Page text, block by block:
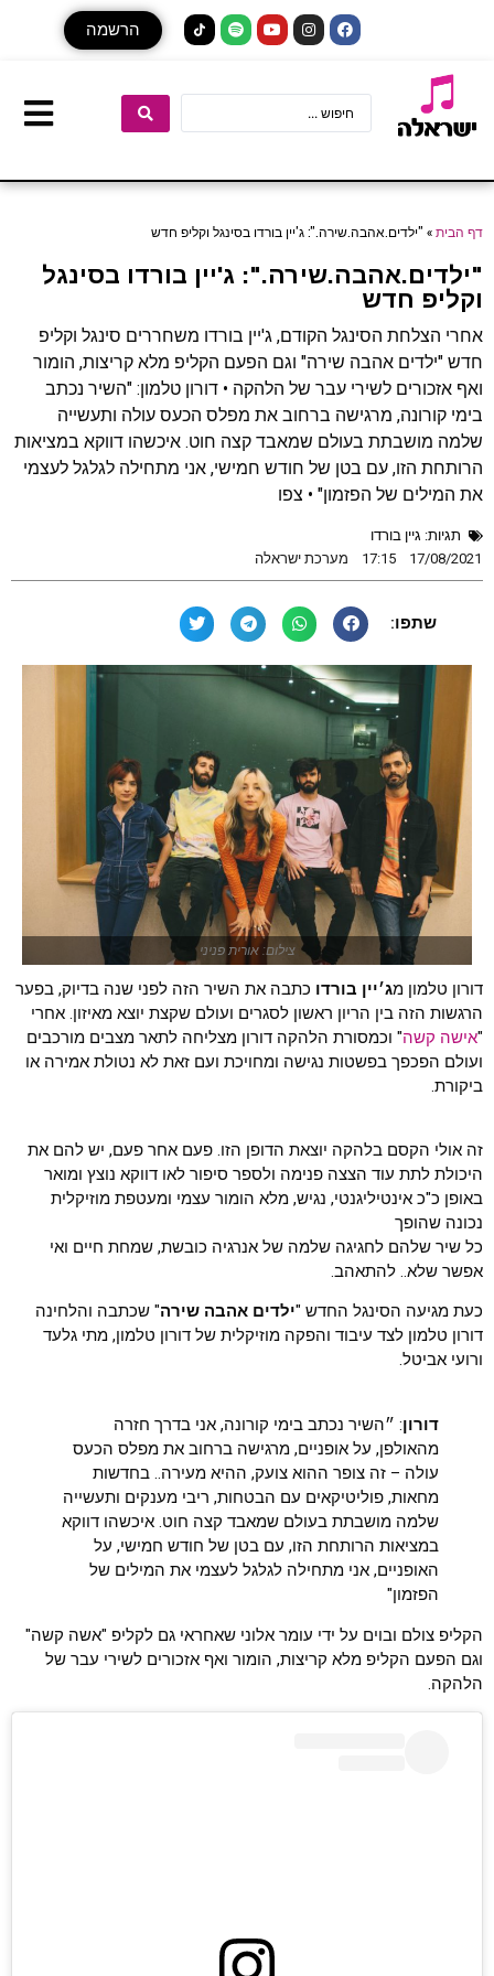
הרשמה
דף הבית» "ילדים.אהבה.שירה.": ג'יין בורדו בסינגל וקליפ חדש
"ילדים.אהבה.שירה.": ג'יין בורדו בסינגל
וקליפ חדש
אחרי הצלחת הסינגל הקודם, ג'יין בורדו משחררים סינגל וקליפ
חדש "ילדים אהבה שירה" וגם הפעם הקליפ מלא קריצות, הומור
ואף אזכורים לשירי עבר של הלהקה • דורון טלמון: "השיר נכתב
בימי קורונה, מרגישה ברחוב את מפלס הכעס עולה ותעשייה
שלמה מושבתת בעולם שמאבד קצה חוט. איכשהו דווקא במציאות
הרותחת הזו, עם בטן של חודש חמישי, אני מתחילה לגלגל לעצמי
את המילים של הפזמון" • צפו
תגיות: גיין בורדו
17/08/2021
17:15 מערכת ישראלה
שתפו:
צילום: אורית פניני
דורון טלמון מג׳יין בורדו כתבה את השיר הזה לפני שנה בדיוק, בפער
הרגשות הזה בין הריון ראשון לסגרים ועולם שקצת יוצא מאיזון. אחרי
"אישה קשה" וכמסורת הלהקה דורון מצליחה לתאר מצבים מורכבים
ועולם הפכפך בפשטות נגישה ומחויכת ועם זאת לא נטולת אמירה או
ביקורת.
זה אולי הקסם בלהקה יוצאת הדופן הזו. פעם אחר פעם, יש להם את
היכולת לתת עוד הצצה פנימה ולספר סיפור לאו דווקא נוצץ ומואר
באופן כ"כ אינטיליגנטי, נגיש, מלא הומור עצמי ומעטפת מוזיקלית
נכונה שהופך
כל שיר שלהם לחגיגה שלמה של אנרגיה כובשת, שמחת חיים ואי
אפשר שלא.. להתאהב.
כעת מגיעה הסינגל החדש "ילדים אהבה שירה" שכתבה והלחינה
דורון טלמון לצד עיבוד והפקה מוזיקלית של דורון טלמון, מתי גלעד
ורועי אביטל.
דורון: ״השיר נכתב בימי קורונה, אני בדרך חזרה
מהאולפן, על אופניים, מרגישה ברחוב את מפלס הכעס
עולה – זה צופר ההוא צועק, ההיא מעירה.. בחדשות
מחאות, פוליטיקאים עם הבטחות, ריבי מענקים ותעשייה
שלמה מושבתת בעולם שמאבד קצה חוט. איכשהו דווקא
במציאות הרותחת הזו, עם בטן של חודש חמישי, על
האופניים, אני מתחילה לגלגל לעצמי את המילים של
הפזמון"
הקליפ צולם ובוים על ידי עומר אלוני שאחראי גם לקליפ "אשה קשה"
וגם הפעם הקליפ מלא קריצות, הומור ואף אזכורים לשירי עבר של
הלהקה.